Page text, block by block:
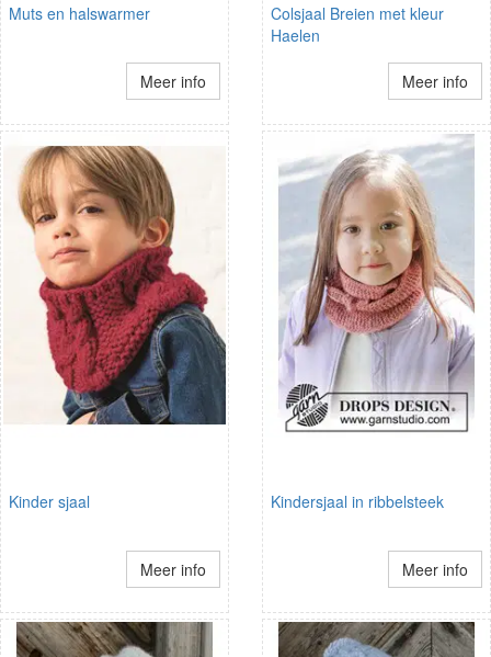
Muts en halswarmer
Meer info
Colsjaal Breien met kleur
Haelen
Meer info
Kinder sjaal
Meer info
Kindersjaal in ribbelsteek
Meer info